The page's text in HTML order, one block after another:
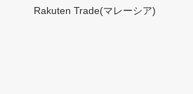
Rakuten Trade(マレーシア)